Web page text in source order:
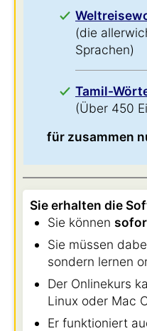
(die
Sprachen)
Tamil-
(Über 450
für zusammen
Sie erhalten die
Sie können
Sie müssen
sondern lernen
Der Onlinekurs
Linux oder Mac
Er funktioniert